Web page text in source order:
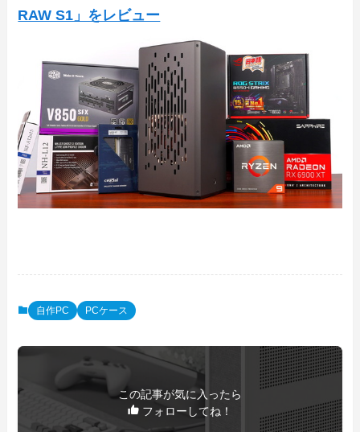
RAW S1」をレビュー
自作PC PCケース
この記事が気に入ったら
フォローしてね！